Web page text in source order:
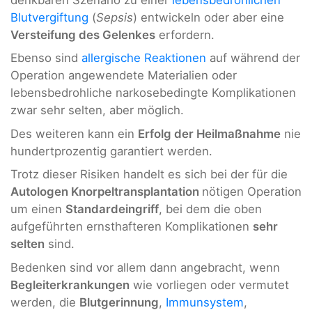
Blutvergiftung (Sepsis) entwickeln oder aber eine
Versteifung des Gelenkes erfordern.
Ebenso sind allergische Reaktionen auf während der
Operation angewendete Materialien oder
lebensbedrohliche narkosebedingte Komplikationen
zwar sehr selten, aber möglich.
Des weiteren kann ein Erfolg der Heilmaßnahme nie
hundertprozentig garantiert werden.
Trotz dieser Risiken handelt es sich bei der für die
Autologen Knorpeltransplantation nötigen Operation
um einen Standardeingriff, bei dem die oben
aufgeführten ernsthafteren Komplikationen sehr
selten sind.
Bedenken sind vor allem dann angebracht, wenn
Begleiterkrankungen wie vorliegen oder vermutet
werden, die Blutgerinnung, Immunsystem,